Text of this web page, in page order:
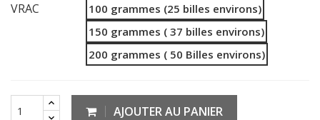
VRAC
100 grammes (25 billes environs)
150 grammes ( 37 billes environs)
200 grammes ( 50 Billes environs)
AJOUTER AU PANIER